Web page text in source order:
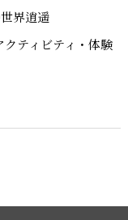
界逍遥
クティビティ・体験